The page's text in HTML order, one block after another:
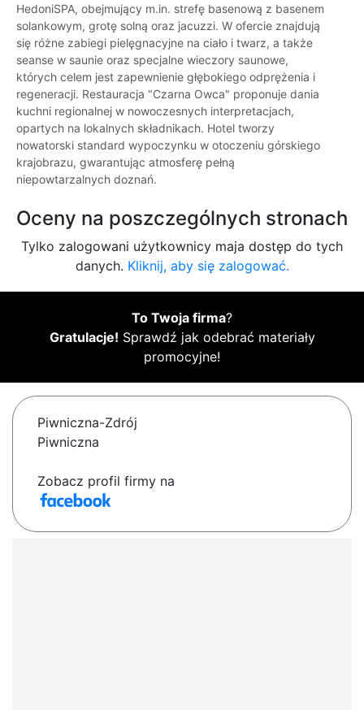
HedoniSPA, obejmujący m.in. strefę basenową z basenem
solankowym, grotę solną oraz jacuzzi. W ofercie znajdują
się różne zabiegi pielęgnacyjne na ciało i twarz, a także
seanse w saunie oraz specjalne wieczory saunowe,
których celem jest zapewnienie głębokiego odprężenia i
regeneracji. Restauracja "Czarna Owca" proponuje dania
kuchni regionalnej w nowoczesnych interpretacjach,
opartych na lokalnych składnikach. Hotel tworzy
nowatorski standard wypoczynku w otoczeniu górskiego
krajobrazu, gwarantując atmosferę pełną
niepowtarzalnych doznań.
Oceny na poszczególnych stronach
Tylko zalogowani użytkownicy maja dostęp do tych
danych. Kliknij, aby się zalogować.
To Twoja firma?
Gratulacje! Sprawdź jak odebrać materiały
promocyjne!
Piwniczna-Zdrój
Piwniczna
Zobacz profil firmy na